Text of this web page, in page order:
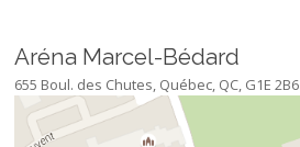
Aréna Marcel-Bédard
655 Boul. des Chutes, Québec, QC, G1E 2B6